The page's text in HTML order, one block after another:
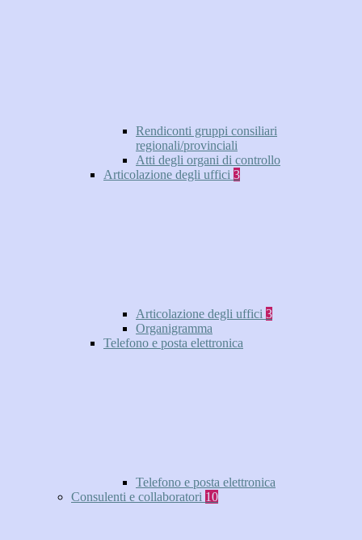
Rendiconti gruppi consiliari
regionali/provinciali
Atti degli organi di controllo
Articolazione degli uffici 3
Articolazione degli uffici 3
Organigramma
Telefono e posta elettronica
Telefono e posta elettronica
Consulenti e collaboratori 10